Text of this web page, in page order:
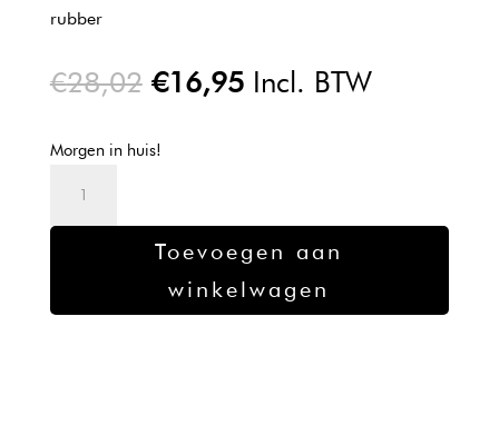
rubber
€28,02 Oorspronkelijke
was:
€16,95Huidige
Incl. BTW
Morgen in huis!
Toevoegen aan
winkelwagen